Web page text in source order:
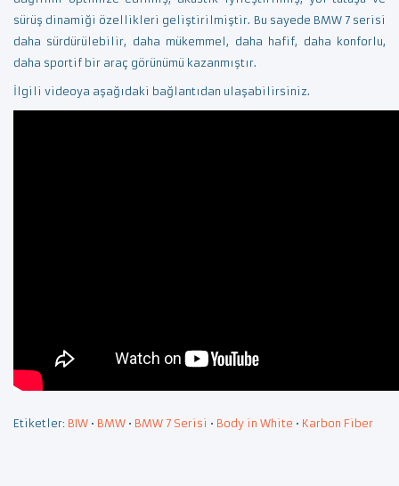
sürüş dinamiği özellikleri geliştirilmiştir. Bu sayede BMW 7 serisi
daha sürdürülebilir, daha mükemmel, daha hafif, daha konforlu,
daha sportif bir araç görünümü kazanmıştır.
İlgili videoya aşağıdaki bağlantıdan ulaşabilirsiniz.
Etiketler: BIW • BMW • BMW 7 Serisi • Body in White • Karbon Fiber